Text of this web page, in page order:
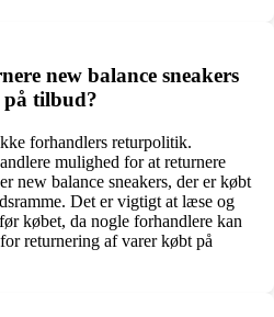
new balance sneakers
på tilbud?
forhandlers returpolitik.
mulighed for at returnere
new balance sneakers, der er købt
Det er vigtigt at læse og
købet, da nogle forhandlere kan
returnering af varer købt på